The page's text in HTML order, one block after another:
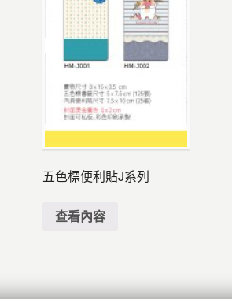
五色標便利貼J系列
查看內容